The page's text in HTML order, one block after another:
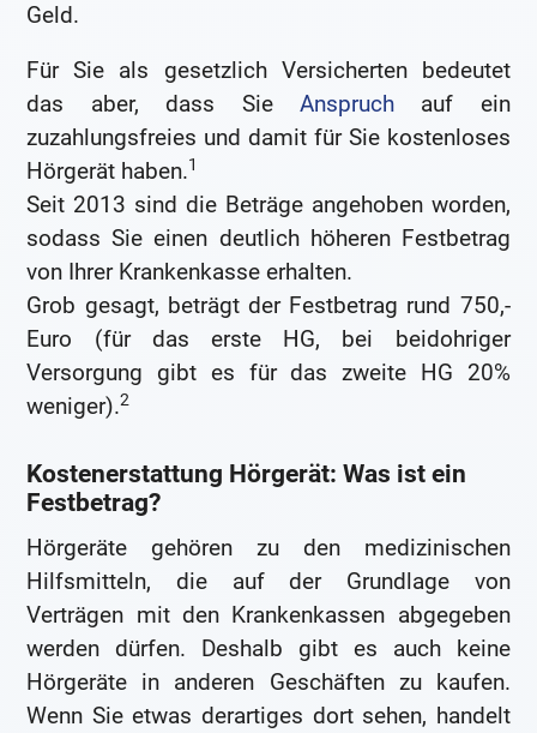
Geld.
Für Sie als gesetzlich Versicherten bedeutet
das aber, dass Sie Anspruchauf ein
zuzahlungsfreies und damit für Sie kostenloses
Hörgerät haben.1
Seit 2013 sind die Beträge angehoben worden,
sodass Sie einen deutlich höheren Festbetrag
von Ihrer Krankenkasse erhalten.
Grob gesagt, beträgt der Festbetrag rund 750,-
Euro (für das erste HG, bei beidohriger
Versorgung gibt es für das zweite HG 20%
weniger).2
Kostenerstattung Hörgerät: Was ist ein
Festbetrag?
Hörgeräte gehören zu den medizinischen
Hilfsmitteln, die auf der Grundlage von
Verträgen mit den Krankenkassen abgegeben
werden dürfen. Deshalb gibt es auch keine
Hörgeräte in anderen Geschäften zu kaufen.
Wenn Sie etwas derartiges dort sehen, handelt